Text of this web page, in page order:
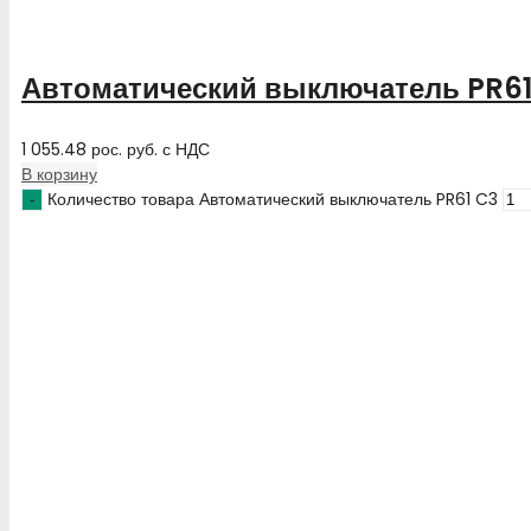
Автоматический выключатель
1 055.48 рос. руб. с НДС
В корзину
Количество товара Автоматический выключатель PR61 C3